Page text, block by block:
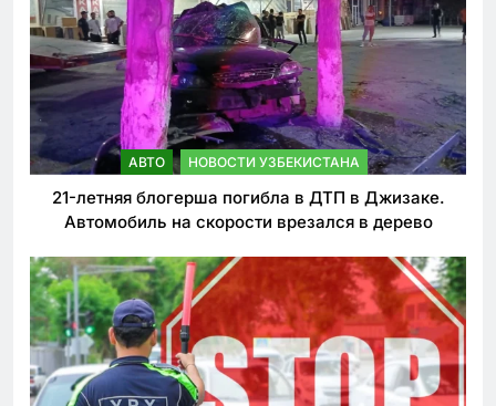
АВТО НОВОСТИ УЗБЕКИСТАНА
21-летняя блогерша погибла в ДТП в Джизаке.
Автомобиль на скорости врезался в дерево